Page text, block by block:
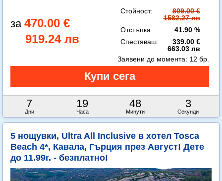
470.00 €
919.24 лв
Стойност:
809.00 €
1582.27 лв
Отстъпка:
41.90 %
Спестяваш:
339.00 €
663.03 лв
7
Дни
19
Часа
48
Минути
2
Секунди
Заявени до момента: 12 бр.
5 нощувки, Ultra All Inclusive в хотел Tosca
Beach 4*, Кавала, Гърция през Август! Дете
до 11.99г. - безплатно!